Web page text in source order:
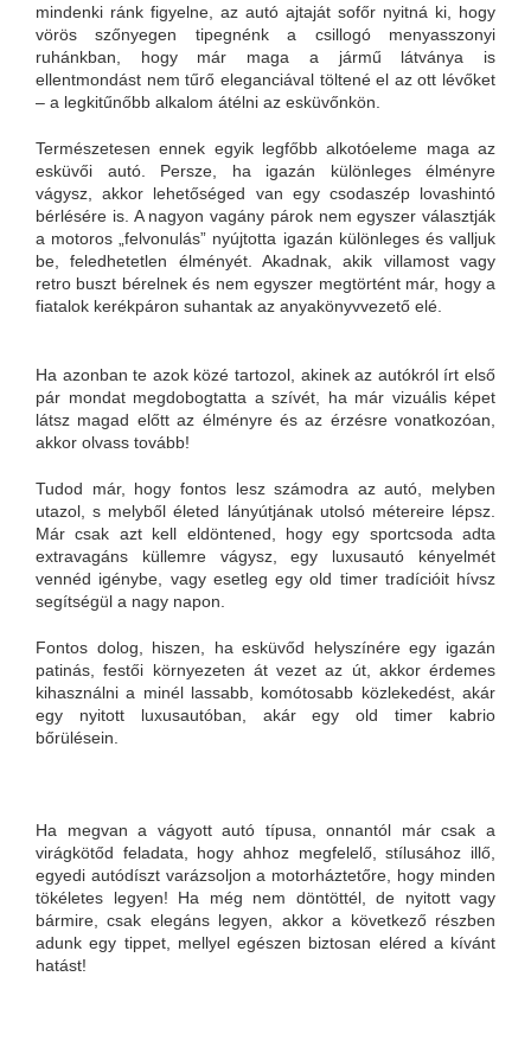
mindenki ránk figyelne, az autó ajtaját sofőr nyitná ki, hogy
vörös szőnyegen tipegnénk a csillogó menyasszonyi
ruhánkban, hogy már maga a jármű látványa is
ellentmondást nem tűrő eleganciával töltené el az ott lévőket
– a legkitűnőbb alkalom átélni az esküvőnkön.
Természetesen ennek egyik legfőbb alkotóeleme maga az
esküvői autó. Persze, ha igazán különleges élményre
vágysz, akkor lehetőséged van egy csodaszép lovashintó
bérlésére is. A nagyon vagány párok nem egyszer választják
a motoros „felvonulás” nyújtotta igazán különleges és valljuk
be, feledhetetlen élményét. Akadnak, akik villamost vagy
retro buszt bérelnek és nem egyszer megtörtént már, hogy a
fiatalok kerékpáron suhantak az anyakönyvvezető elé.
Ha azonban te azok közé tartozol, akinek az autókról írt első
pár mondat megdobogtatta a szívét, ha már vizuális képet
látsz magad előtt az élményre és az érzésre vonatkozóan,
akkor olvass tovább!
Tudod már, hogy fontos lesz számodra az autó, melyben
utazol, s melyből életed lányútjának utolsó métereire lépsz.
Már csak azt kell eldöntened, hogy egy sportcsoda adta
extravagáns küllemre vágysz, egy luxusautó kényelmét
vennéd igénybe, vagy esetleg egy old timer tradícióit hívsz
segítségül a nagy napon.
Fontos dolog, hiszen, ha esküvőd helyszínére egy igazán
patinás, festői környezeten át vezet az út, akkor érdemes
kihasználni a minél lassabb, komótosabb közlekedést, akár
egy nyitott luxusautóban, akár egy old timer kabrio
bőrülésein.
Ha megvan a vágyott autó típusa, onnantól már csak a
virágkötőd feladata, hogy ahhoz megfelelő, stílusához illő,
egyedi autódíszt varázsoljon a motorháztetőre, hogy minden
tökéletes legyen! Ha még nem döntöttél, de nyitott vagy
bármire, csak elegáns legyen, akkor a következő részben
adunk egy tippet, mellyel egészen biztosan eléred a kívánt
hatást!